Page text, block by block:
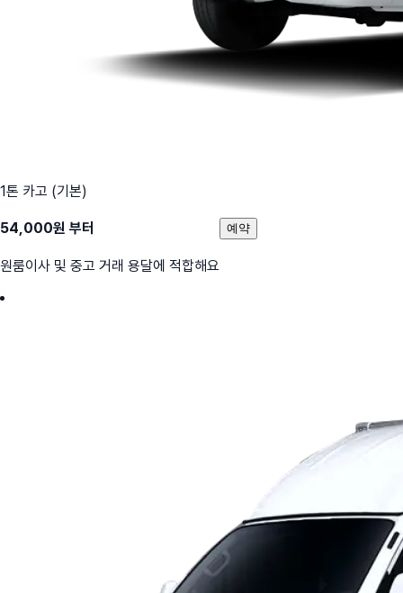
1톤 카고 (기본)
54,000원 부터
원룸이사 및 중고 거래 용달에 적합해요
예약